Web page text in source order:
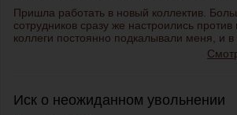
Пришла работать в новый коллектив.
сотрудников сразу же настроились
коллеги постоянно подкалывали меня, и в
Иск о неожиданном увольнении